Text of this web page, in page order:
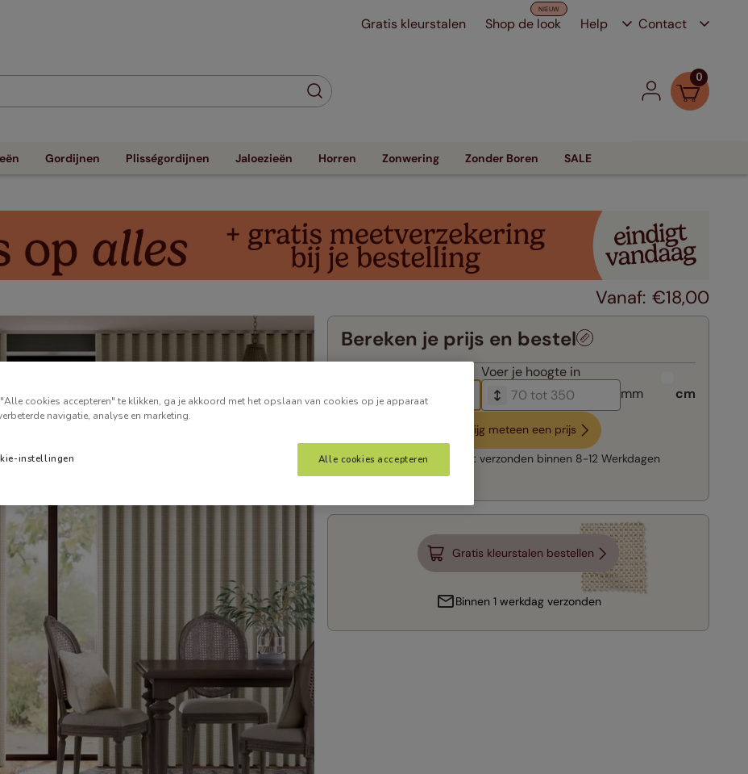
Gratis kleurstalen Shop de look Help Contact
0
Gordijnen Plisségordijnen Jaloezieën Horren Zonwering Zonder Boren SALE
€18,00
Bereken je prijs en bestel
Voer je hoogte in
mm
cm
Krijg meteen een prijs
Snelle levering: verzonden binnen 8-12 Werkdagen
Gratis kleurstalen bestellen
Binnen 1 werkdag verzonden
cookies accepteren" te klikken, ga je akkoord met het opslaan van cookies op je apparaat
navigatie, analyse en marketing.
instellingen Alle cookies accepteren